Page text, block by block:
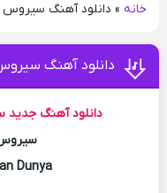
خانه» دانلود آهنگ سیروس
دانلود آهنگ
دانلود آهنگ جدید
سیروس
Dunya